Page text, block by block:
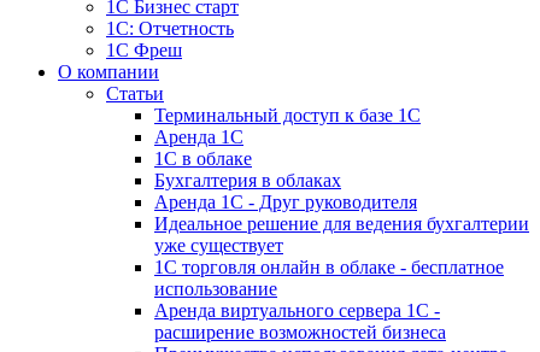
1С Бизнес старт
1С: Отчетность
1C Фреш
О компании
Статьи
Терминальный доступ к базе 1С
Аренда 1С
1С в облаке
Бухгалтерия в облаках
Аренда 1С - Друг руководителя
Идеальное решение для ведения бухгалтерии
уже существует
1С торговля онлайн в облаке - бесплатное
использование
Аренда виртуального сервера 1С -
расширение возможностей бизнеса